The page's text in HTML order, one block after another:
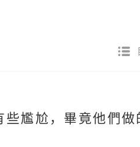
尷尬，畢竟他們